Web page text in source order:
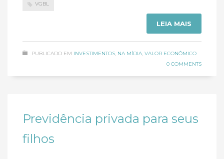
VGBL
LEIA MAIS
PUBLICADO EM INVESTIMENTOS, NA MÍDIA, VALOR ECONÔMICO
0 COMMENTS
Previdência privada para seus
filhos